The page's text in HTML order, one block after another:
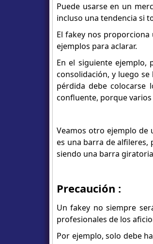
Puede usarse en un
incluso una tendencia si
El fakey nos
ejemplos para aclarar.
En el siguiente ejemplo,
consolidación, y luego
pérdida debe colocarse
confluente, porque
Veamos otro ejemplo de
es una barra de alfileres,
siendo una barra
Precaución :
Un fakey no siempre
profesionales de los
Por ejemplo, solo debe